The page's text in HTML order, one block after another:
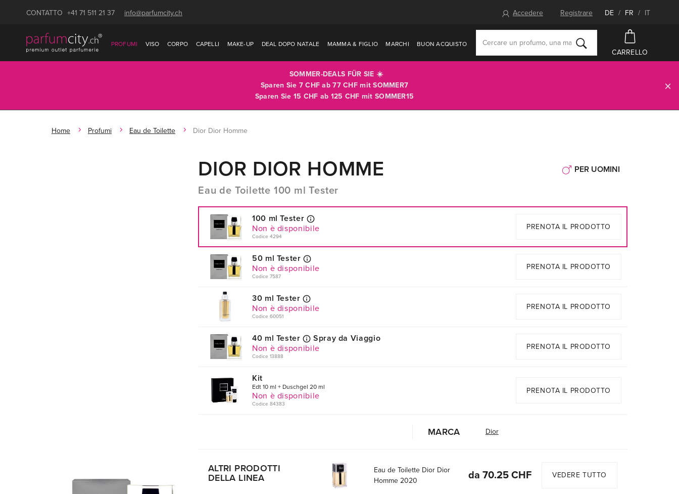
CONTATTO +41 71 511 21 37 info@parfumcity.ch Accedere Registrare DE / FR / IT
PROFUMI VISO CORPO CAPELLI MAKE-UP DEAL DOPO NATALE MAMMA & FIGLIO MARCHI BUON ACQUISTO
CARRELLO
SOMMER-DEALS FÜR SIE ☀️
Sparen Sie 7 CHF ab 77 CHF mitSOMMER7
Sparen Sie 15 CHF ab 125 CHF mit SOMMER15
Home Profumi Eau de Toilette Dior Dior Homme
PER UOMINI
DIOR DIOR HOMME
Eau de Toilette 100 ml Tester
100 ml Tester
Non è disponibile
Codice 4294
PRENOTA IL PRODOTTO
50 ml Tester
Non è disponibile
Codice 7587
PRENOTA IL PRODOTTO
30 ml Tester
Non è disponibile
Codice 60051
PRENOTA IL PRODOTTO
40 ml Tester
Spray da Viaggio
Non è disponibile
Codice 13888
PRENOTA IL PRODOTTO
Kit
Edt 10 ml + Duschgel 20 ml
Non è disponibile
Codice 84383
PRENOTA IL PRODOTTO
MARCA Dior
ALTRI PRODOTTI
DELLA LINEA
Eau de Toilette Dior Dior
Homme 2020
da 70.25 CHF VEDERE TUTTO